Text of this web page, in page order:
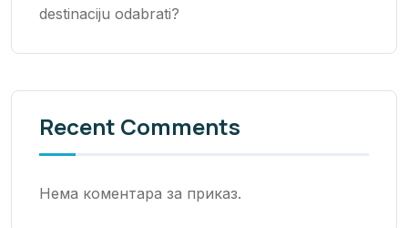
destinaciju odabrati?
Recent Comments
Нема коментара за приказ.